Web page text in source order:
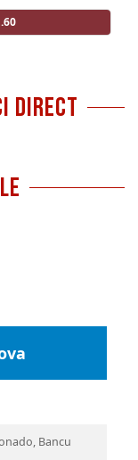
DIRECT
Bancu